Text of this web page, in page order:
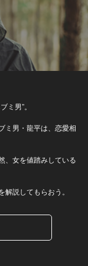
ミ男”。
ミ男・龍平は、恋愛相
、女を値踏みしている
説してもらおう。